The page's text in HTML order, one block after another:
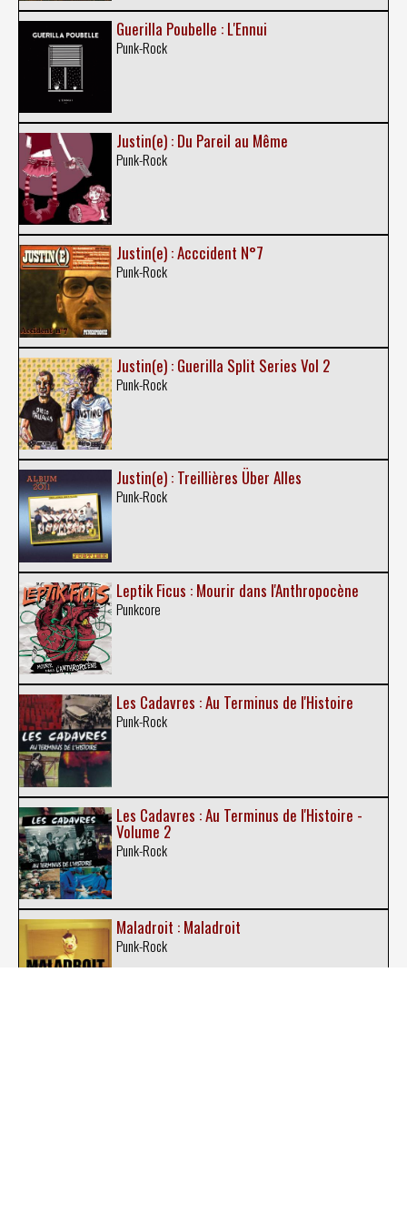
Guerilla Poubelle : L'Ennui
Punk-Rock
Justin(e) : Du Pareil au Même
Punk-Rock
Justin(e) : Acccident N°7
Punk-Rock
Justin(e) : Guerilla Split Series Vol 2
Punk-Rock
Justin(e) : Treillières Über Alles
Punk-Rock
Leptik Ficus : Mourir dans l'Anthropocène
Punkcore
Les Cadavres : Au Terminus de l'Histoire
Punk-Rock
Les Cadavres : Au Terminus de l'Histoire -
Volume 2
Punk-Rock
Maladroit : Maladroit
Punk-Rock